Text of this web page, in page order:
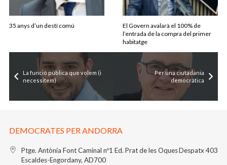
35 anys d’un destí comú
El Govern avalarà el 100% de
l’entrada de la compra del primer
habitatge
La funció pública que volem (i
necessitem)
Per una ciutadania
democràtica
DEMOCRATES PER ANDORRA
Ptge. Antònia Font Caminal nº1 Ed. Prat de les OquesDespatx 403
Escaldes-Engordany, AD700